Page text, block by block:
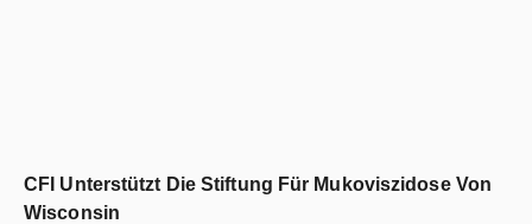
CFI Unterstützt Die Stiftung Für Mukoviszidose Von
Wisconsin